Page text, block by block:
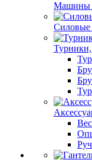
Машины
Силовые
Турники,